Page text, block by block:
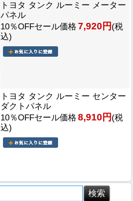
トヨタ タンク ルーミー メーター
パネル
10％OFFセール価格 7,920円 (税
込)
トヨタ タンク ルーミー センター
ダクトパネル
10％OFFセール価格 8,910円 (税
込)